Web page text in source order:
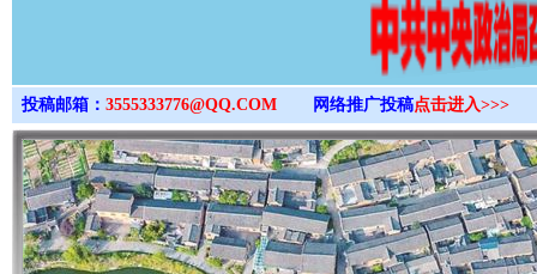
投稿邮箱： 3555333776@QQ.COM 网络推广投稿点击进入>>>